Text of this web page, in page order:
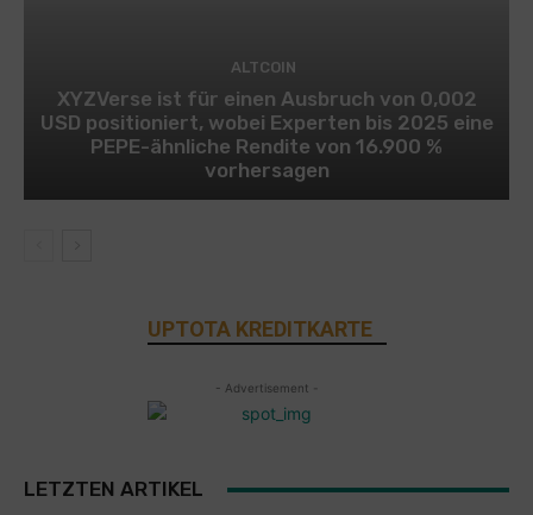
ALTCOIN
XYZVerse ist für einen Ausbruch von 0,002
USD positioniert, wobei Experten bis 2025 eine
PEPE-ähnliche Rendite von 16.900 %
vorhersagen
UPTOTA KREDITKARTE
- Advertisement -
LETZTEN ARTIKEL